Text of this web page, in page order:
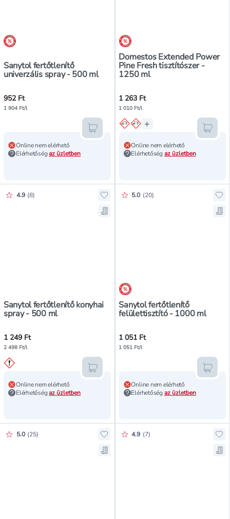
árréscsökkentés
Sanytol fertőtlenítő
univerzális spray - 500 ml
952 Ft
1 904 Ft/l
Online nem elérhető
Elérhetőségaz üzletben
Kosárba teszem
árréscsökkentés
Domestos Extended Power
Pine Fresh tisztítószer -
1250 ml
1 263 Ft
1 010 Ft/l
Online nem elérhető
Elérhetőség az üzletben
+
Sanytol fertőtlenítő konyhai
spray - 500 ml
Értékelés pontszáma:
4.9 (8)
Hozzáadás a kedvencekhez,
Mentés a bevásárló listára,
1 249 Ft
2 498 Ft/l
Online nem elérhető
Elérhetőségaz üzletben
Kosárba teszem
árréscsökkentés
Sanytol fertőtlenítő
felülettisztító - 1000 ml
Értékelés pontszáma:
5.0 (20)
1 051 Ft
1 051 Ft/l
Online nem elérhető
Elérhetőség az üzletben
Értékelés pontszáma:
5.0 (25)
Hozzáadás a kedvencekhez,
Mentés a bevásárló listára,
Értékelés pontszáma:
4.9 (7)